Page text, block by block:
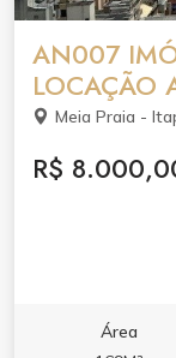
AN007
LOCAÇÃO
Meia Praia -
R$
Área